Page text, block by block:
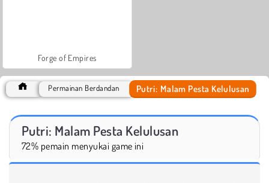
Forge of Empires
Permainan Berdandan Putri: Malam Pesta Kelulusan
Putri: Malam Pesta Kelulusan
72% pemain menyukai game ini